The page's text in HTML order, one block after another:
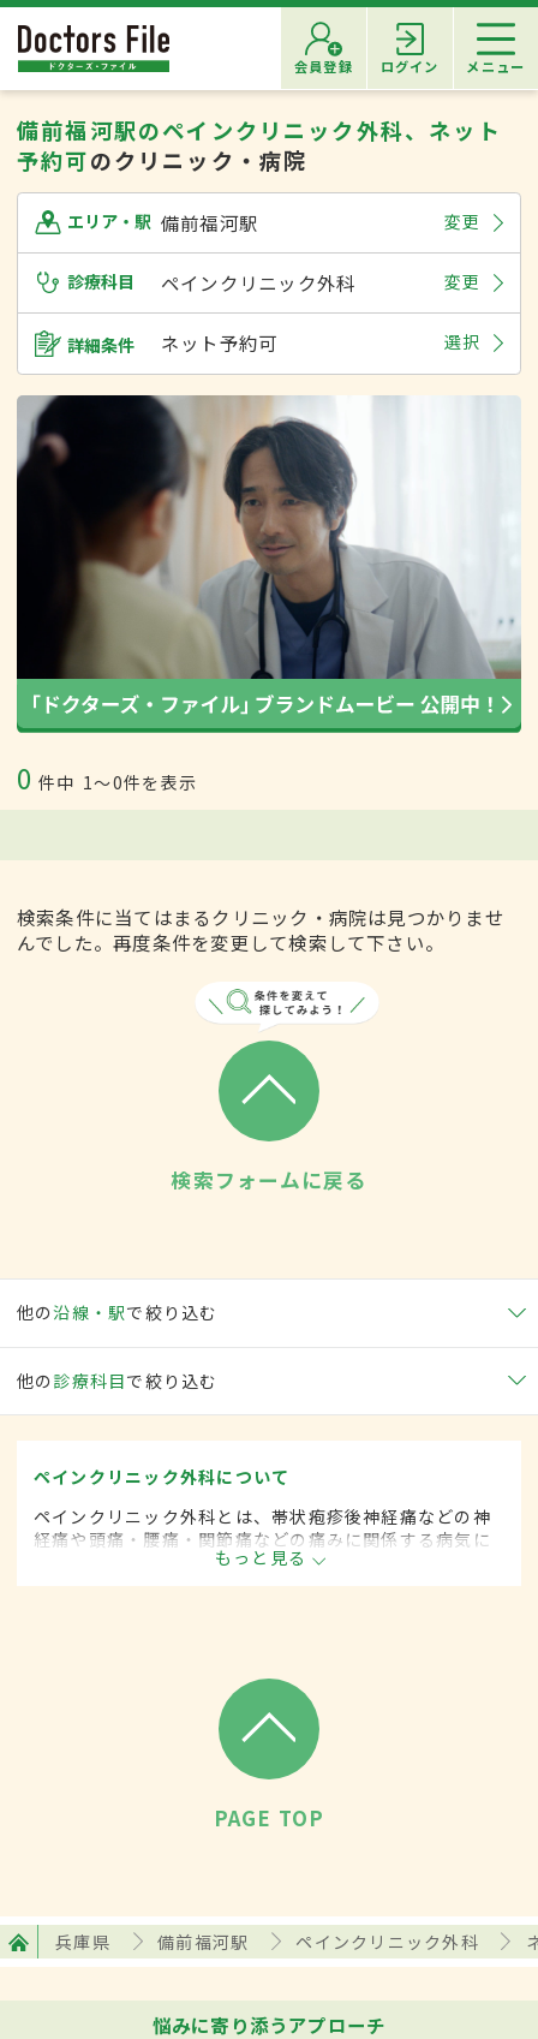
会員登録 ログイン メニュー
備前福河駅のペインクリニック外科、ネット
予約可のクリニック・病院
エリア・駅 備前福河駅 変更
診療科目 ペインクリニック外科 変更
詳細条件 ネット予約可 選択
0 件中 1〜0件を表示
検索条件に当てはまるクリニック・病院は見つかりませ
んでした。再度条件を変更して検索して下さい。
検索フォームに戻る
他の沿線・駅で絞り込む
他の 診療科目で絞り込む
ペインクリニック外科について
ペインクリニック外科とは、帯状疱疹後神経痛などの神
経痛や頭痛・腰痛・関節痛などの痛みに関係する病気に
対して、手術的な方法によって治療する外科の一領域で
す。平成20年4月の制度改正前は、ペインクリニック科
もっと見る
PAGE TOP
兵庫県 備前福河駅 ペインクリニック外科
悩みに寄り添うアプローチ